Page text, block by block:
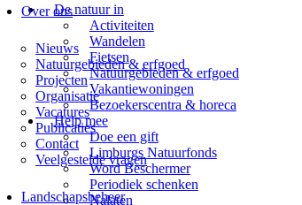
Over ons
Nieuws
Natuurgebieden & erfgoed
Projecten
Organisatie
Vacatures
Publicaties
Contact
Veelgestelde vragen
Landschapsbeheer
De natuur in
Activiteiten
Wandelen
Fietsen
Natuurgebieden & erfgoed
Vakantiewoningen
Bezoekerscentra & horeca
Help mee
Doe een gift
Limburgs Natuurfonds
Word Beschermer
Periodiek schenken
Nalaten